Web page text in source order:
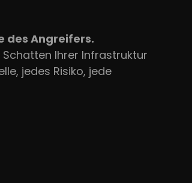
des Angreifers.
Ihrer Infrastruktur
jedes Risiko, jede